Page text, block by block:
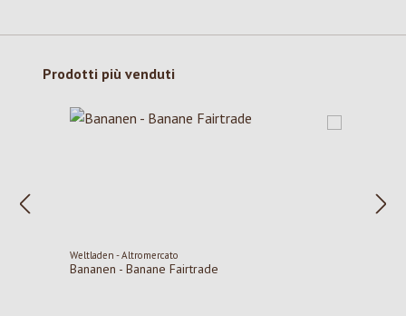
Salta la galleria dei prodotti
Prodotti più venduti
Weltladen - Altromercato
Bananen - Banane Fairtrade